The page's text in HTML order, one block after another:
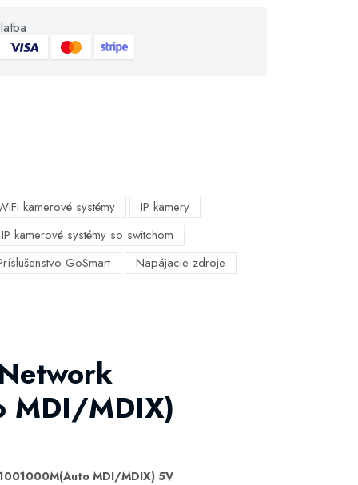
kamerové systémy
IP kamery
IP kamerové systémy so switchom
GoSmart
Napájacie zdroje
MDI/MDIX)
MDI/MDIX) 5V